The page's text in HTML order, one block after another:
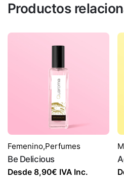
Productos
Femenino,Perfumes
Be Delicious
Desde 8,90€ IVA Inc.